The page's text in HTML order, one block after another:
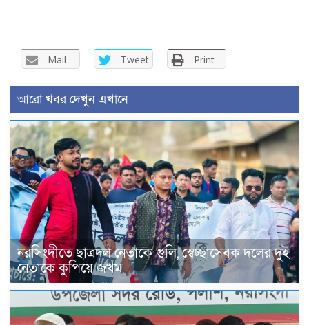
Mail Tweet Print
আরো খবর দেখুন এখানে
নরসিংদীতে ছাত্রদল নেতাকে গুলি, স্বেচ্ছাসেবক দলের দুই
নেতাকে কুপিয়ে জখম